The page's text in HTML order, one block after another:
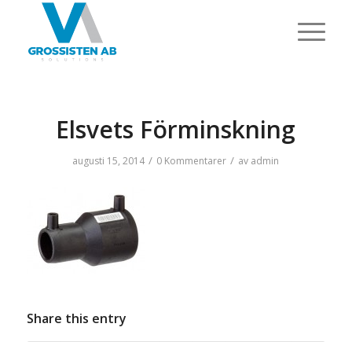
Elsvets Förminskning
augusti 15, 2014 / 0 Kommentarer / av admin
Share this entry